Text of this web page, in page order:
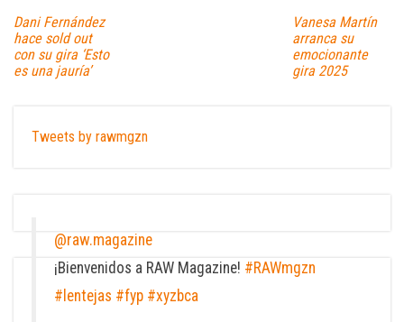
Dani Fernández
hace sold out
con su gira ‘Esto
es una jauría’
Vanesa Martín
arranca su
emocionante
gira 2025
Tweets by rawmgzn
@raw.magazine
¡Bienvenidos a RAW Magazine! #RAWmgzn
#lentejas #fyp #xyzbca